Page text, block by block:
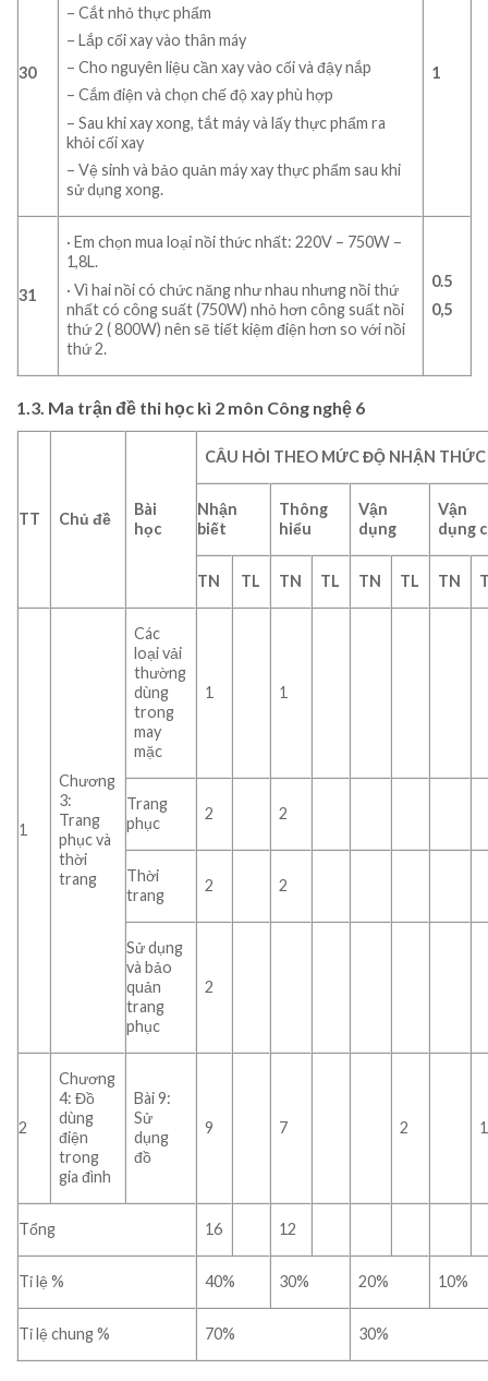
30
– Cắt nhỏ thực phẩm
– Lắp cối xay vào thân máy
– Cho nguyên liệu cần xay vào cối và đậy nắp
– Cắm điện và chọn chế độ xay phù hợp
– Sau khi xay xong, tắt máy và lấy thực phẩm ra
khỏi cối xay
– Vệ sinh và bảo quản máy xay thực phẩm sau khi
sử dụng xong.
1
31
· Em chọn mua loại nồi thức nhất: 220V – 750W –
1,8L.
· Vì hai nồi có chức năng như nhau nhưng nồi thứ
nhất có công suất (750W) nhỏ hơn công suất nồi
thứ 2 ( 800W) nên sẽ tiết kiệm điện hơn so với nồi
thứ 2.
0.5
0,5
1.3. Ma trận đề thi học kì 2 môn Công nghệ 6
TT Chủ đề
Bài
học
CÂU HỎI THEO MỨC ĐỘ NHẬN THỨC
Nhận
biết
Thông
hiểu
Vận
dụng
Vận
dụng
TN TL TN TL TN TL TN
1
Chương
3:
Trang
phục và
thời
trang
Các
loại vải
thường
dùng
trong
may
mặc
1 1
Trang
phục
2 2
Thời
trang
2 2
Sử dụng
và bảo
quản
trang
phục
2
2
Chương
4: Đồ
dùng
điện
trong
gia đình
Bài 9:
Sử
dụng
đồ
9 7 2 1
Tổng 16 12
Tỉ lệ % 40% 30% 20% 10%
Tỉ lệ chung % 70% 30%